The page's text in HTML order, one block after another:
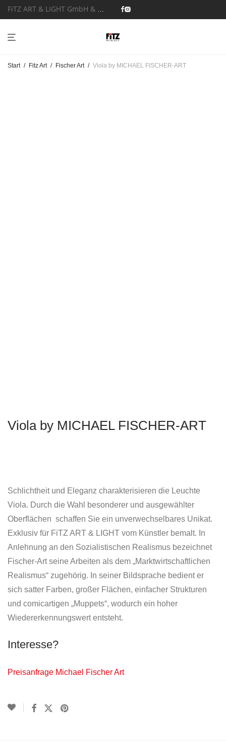
FiTZ ART & LIGHT GmbH & Co. KG
Start / Fitz Art / Fischer Art / Viola by MICHAEL FISCHER-ART
Viola by MICHAEL FISCHER-ART
Schlichtheit und Eleganz charakterisieren die Leuchte
Viola. Durch die Wahl besonderer und ausgewählter
Oberflächen schaffen Sie ein unverwechselbares Unikat.
Exklusiv für FiTZ ART & LIGHT vom Künstler bemalt. In
Anlehnung an den Sozialistischen Realismus bezeichnet
Fischer-Art seine Arbeiten als dem „Marktwirtschaftlichen
Realismus“ zugehörig. In seiner Bildsprache bedient er
sich satter Farben, großer Flächen, einfacher Strukturen
und comicartigen „Muppets“, wodurch ein hoher
Wiedererkennungswert entsteht.
Interesse?
Preisanfrage Michael Fischer Art